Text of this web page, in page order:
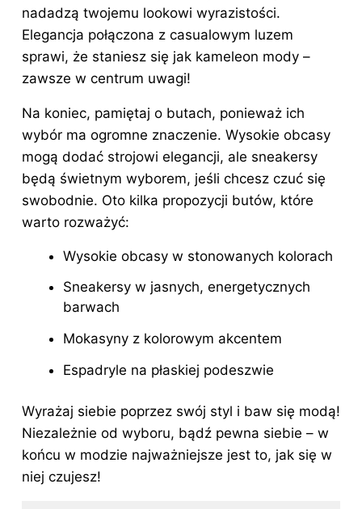
nadadzą twojemu lookowi wyrazistości.
Elegancja połączona z casualowym luzem
sprawi, że staniesz się jak kameleon mody –
zawsze w centrum uwagi!
Na koniec, pamiętaj o butach, ponieważ ich
wybór ma ogromne znaczenie. Wysokie obcasy
mogą dodać strojowi elegancji, ale sneakersy
będą świetnym wyborem, jeśli chcesz czuć się
swobodnie. Oto kilka propozycji butów, które
warto rozważyć:
Wysokie obcasy w stonowanych kolorach
Sneakersy w jasnych, energetycznych
barwach
Mokasyny z kolorowym akcentem
Espadryle na płaskiej podeszwie
Wyrażaj siebie poprzez swój styl i baw się modą!
Niezależnie od wyboru, bądź pewna siebie – w
końcu w modzie najważniejsze jest to, jak się w
niej czujesz!